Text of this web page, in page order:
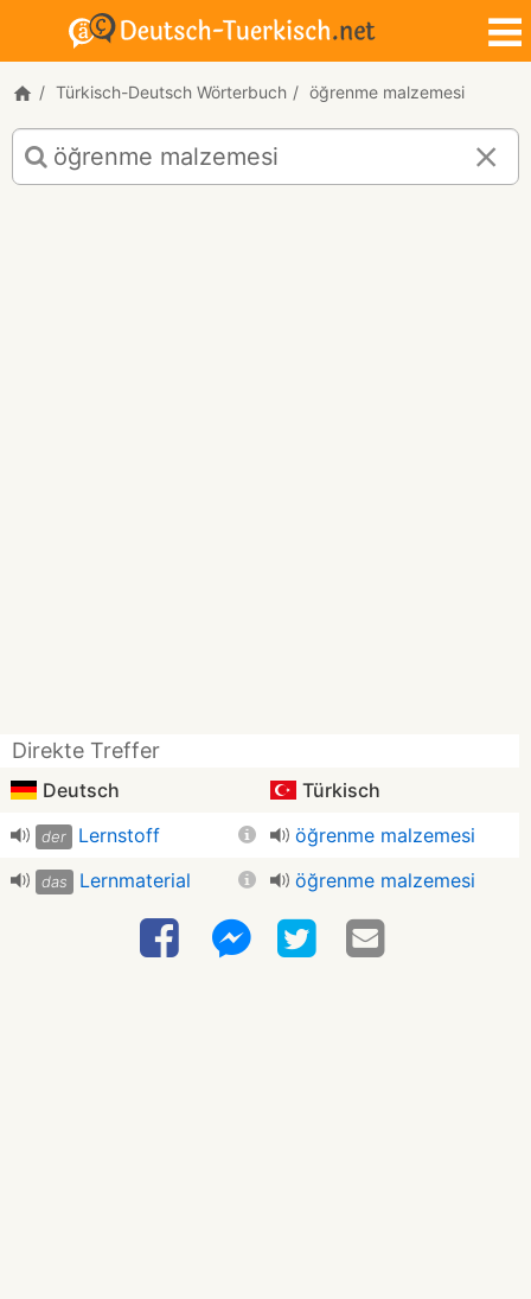
Türkisch-Deutsch Wörterbuch öğrenme malzemesi
Türkisch-
Deutsch
Übersetzung
Direkte Treffer
Deutsch Türkisch
der Lernstoff öğrenme malzemesi
das Lernmaterial öğrenme malzemesi